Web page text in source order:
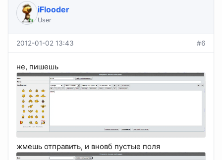
iFlooder
User
2012-01-02 13:43 #6
не, пишешь
жмешь отправить, и вновб пустые поля